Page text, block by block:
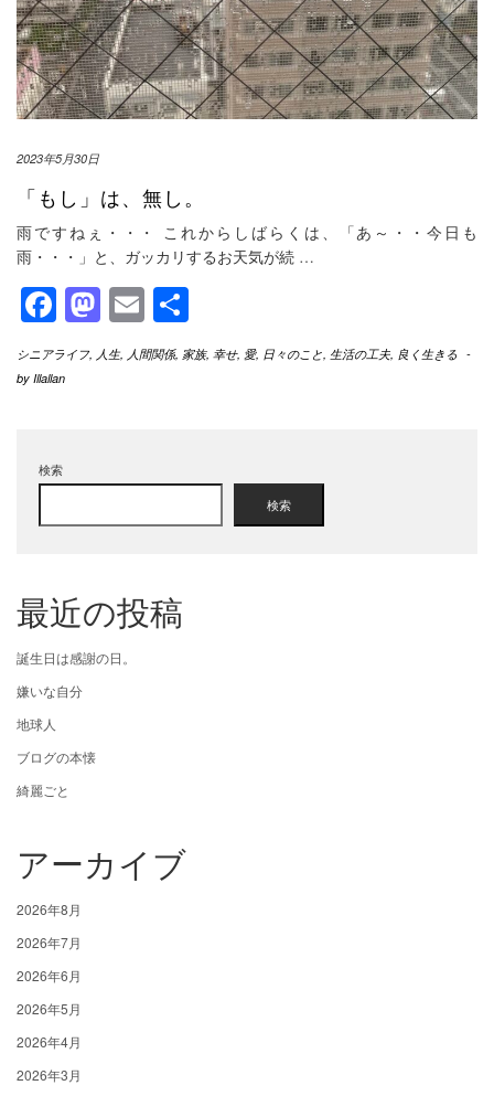
2023年5月30日
「もし」は、無し。
雨ですねぇ・・・ これからしばらくは、「あ～・・今日も
雨・・・」と、ガッカリするお天気が続 …
Facebook
Mastodon
Email
有
シニアライフ, 人生, 人間関係, 家族, 幸せ, 愛, 日々のこと, 生活の工夫, 良く生きる -
by Illallan
検索
検索
最近の投稿
誕生日は感謝の日。
嫌いな自分
地球人
ブログの本懐
綺麗ごと
アーカイブ
2026年8月
2026年7月
2026年6月
2026年5月
2026年4月
2026年3月